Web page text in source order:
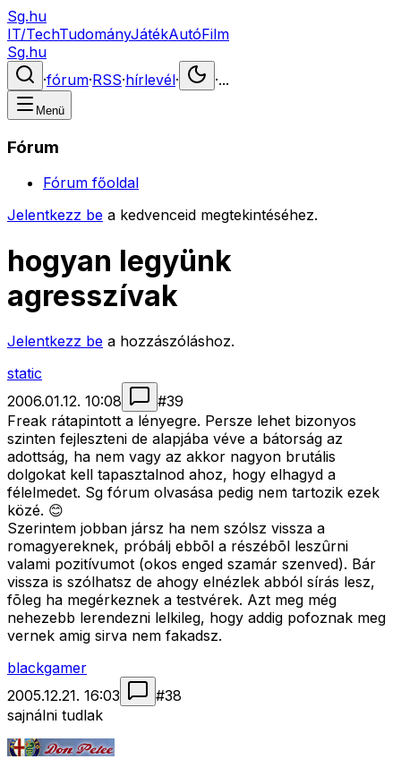
Sg.hu
IT/TechTudományJátékAutóFilm
Sg.hu
·fórum·RSS·hírlevél· ·...
Menü
Fórum
Fórum főoldal
Jelentkezz be a kedvenceid megtekintéséhez.
hogyan legyünk
agresszívak
Jelentkezz be a hozzászóláshoz.
static
2006.01.12. 10:08
#39
Freak rátapintott a lényegre. Persze lehet bizonyos
szinten fejleszteni de alapjába véve a bátorság az
adottság, ha nem vagy az akkor nagyon brutális
dolgokat kell tapasztalnod ahoz, hogy elhagyd a
félelmedet. Sg fórum olvasása pedig nem tartozik ezek
közé. 😊
Szerintem jobban jársz ha nem szólsz vissza a
romagyereknek, próbálj ebbõl a részébõl leszûrni
valami pozitívumot (okos enged szamár szenved). Bár
vissza is szólhatsz de ahogy elnézlek abból sírás lesz,
fõleg ha megérkeznek a testvérek. Azt meg még
nehezebb lerendezni lelkileg, hogy addig pofoznak meg
vernek amig sirva nem fakadsz.
blackgamer
2005.12.21. 16:03
#38
sajnálni tudlak